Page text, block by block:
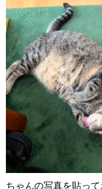
ちゃんの写真を貼っ